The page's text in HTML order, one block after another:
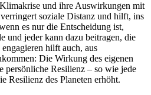
und ihre Auswirkungen mit
soziale Distanz und hilft, ins
es nur die Entscheidung ist,
und jeder kann dazu beitragen, die
hilft auch, aus
Die Wirkung des eigenen
persönliche Resilienz – so wie jede
Resilienz des Planeten erhöht.